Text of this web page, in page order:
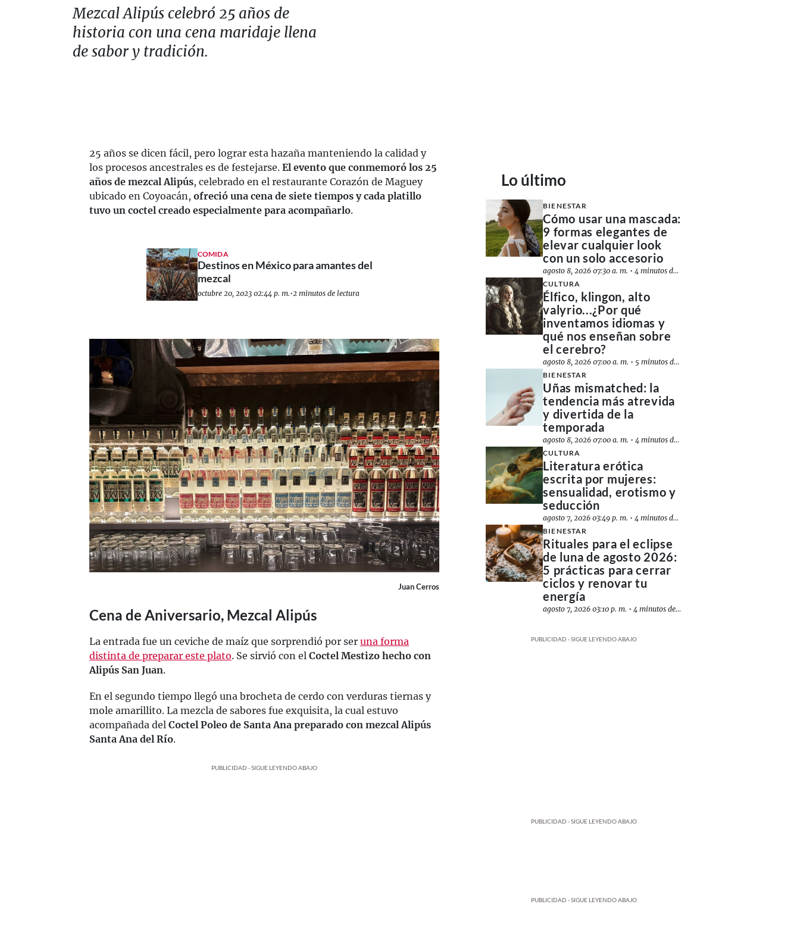
Mezcal Alipús celebró 25 años de
historia con una cena maridaje llena
de sabor y tradición.
25 años se dicen fácil, pero lograr esta hazaña manteniendo la calidad y
los procesos ancestrales es de festejarse. El evento que conmemoró los 25
años de mezcal Alipús, celebrado en el restaurante Corazón de Maguey
ubicado en Coyoacán, ofreció una cena de siete tiempos y cada platillo
tuvo un coctel creado especialmente para acompañarlo.
COMIDA
Destinos en México para amantes del
mezcal
octubre 20, 2023 02:44 p. m.•2 minutos de lectura
Juan Cerros
Cena de Aniversario, Mezcal Alipús
La entrada fue un ceviche de maíz que sorprendió por ser una forma
distinta de preparar este plato. Se sirvió con el Coctel Mestizo hecho con
Alipús San Juan.
En el segundo tiempo llegó una brocheta de cerdo con verduras tiernas y
mole amarillito. La mezcla de sabores fue exquisita, la cual estuvo
acompañada del Coctel Poleo de Santa Ana preparado con mezcal Alipús
Santa Ana del Río.
PUBLICIDAD - SIGUE LEYENDO ABAJO
Lo último
BIENESTAR
Cómo usar una mascada:
9 formas elegantes de
elevar cualquier look
con un solo accesorio
agosto 8, 2026 07:30 a. m. •4 minutos de lectura
CULTURA
Élfico, klingon, alto
valyrio...¿Por qué
inventamos idiomas y
qué nos enseñan sobre
el cerebro?
agosto 8, 2026 07:00 a. m. • 5 minutos de lectura
BIENESTAR
Uñas mismatched: la
tendencia más atrevida
y divertida de la
temporada
agosto 8, 2026 07:00 a. m. •4 minutos de lectura
CULTURA
Literatura erótica
escrita por mujeres:
sensualidad, erotismo y
seducción
agosto 7, 2026 03:49 p. m. •4 minutos de lectura
BIENESTAR
Rituales para el eclipse
de luna de agosto 2026:
5 prácticas para cerrar
ciclos y renovar tu
energía
agosto 7, 2026 03:10 p. m. •4 minutos de lectura
PUBLICIDAD - SIGUE LEYENDO ABAJO
PUBLICIDAD - SIGUE LEYENDO ABAJO
PUBLICIDAD - SIGUE LEYENDO ABAJO